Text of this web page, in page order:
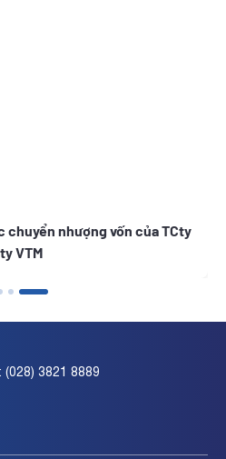
chuyển nhượng vốn của TCty
VTM
(028) 3821 8889